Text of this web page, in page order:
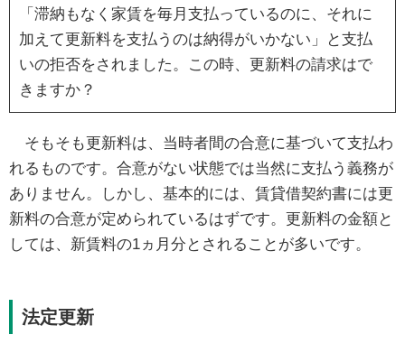
「滞納もなく家賃を毎月支払っているのに、それに
加えて更新料を支払うのは納得がいかない」と支払
いの拒否をされました。この時、更新料の請求はで
きますか？
そもそも更新料は、当時者間の合意に基づいて支払わ
れるものです。合意がない状態では当然に支払う義務が
ありません。しかし、基本的には、賃貸借契約書には更
新料の合意が定められているはずです。更新料の金額と
しては、新賃料の1ヵ月分とされることが多いです。
法定更新